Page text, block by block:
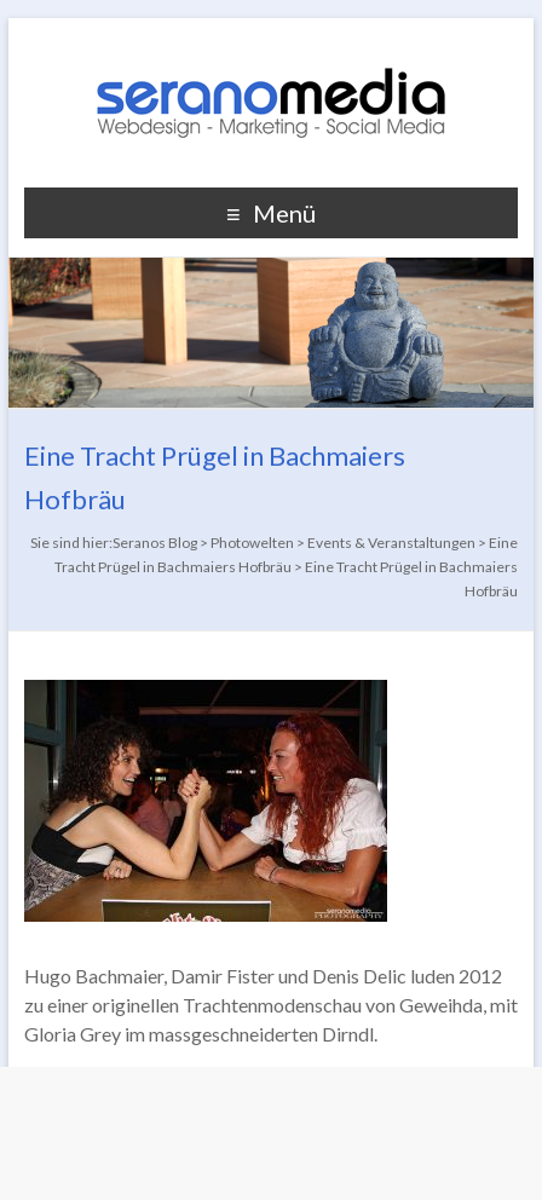
Menü
Eine Tracht Prügel in Bachmaiers
Hofbräu
Sie sind hier:Seranos Blog > Photowelten > Events & Veranstaltungen > Eine
Tracht Prügel in Bachmaiers Hofbräu > Eine Tracht Prügel in Bachmaiers
Hofbräu
Hugo Bachmaier, Damir Fister und Denis Delic luden 2012
zu einer originellen Trachtenmodenschau von Geweihda, mit
Gloria Grey im massgeschneiderten Dirndl.